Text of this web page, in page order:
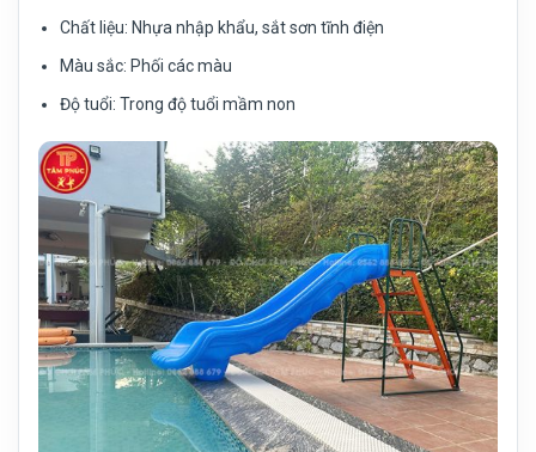
Chất liệu: Nhựa nhập khẩu, sắt sơn tĩnh điện
Màu sắc: Phối các màu
Độ tuổi: Trong độ tuổi mầm non